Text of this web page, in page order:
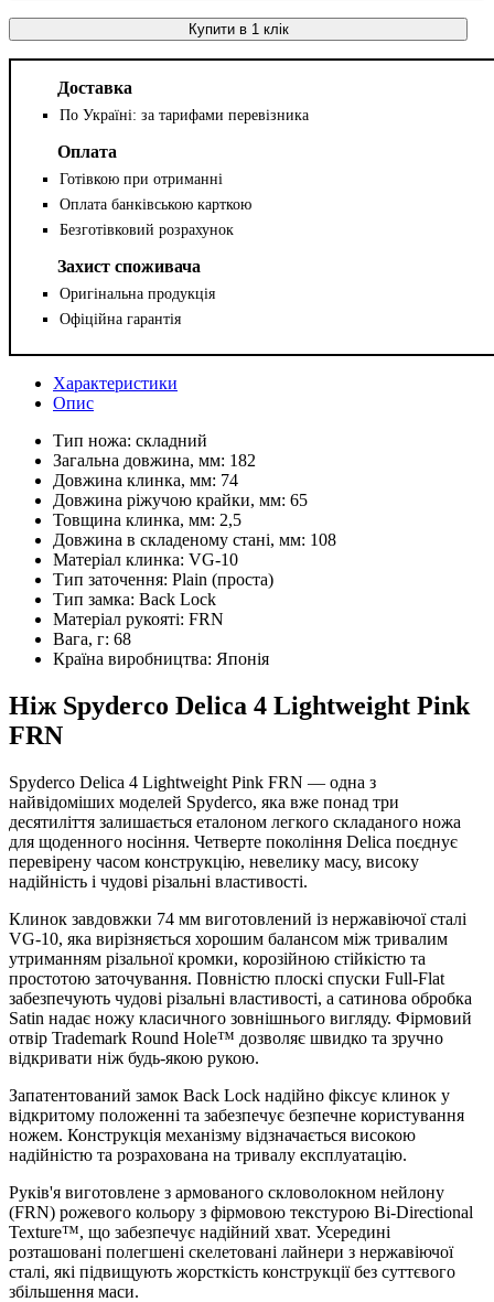
Купити в 1 клік
Доставка
По Україні: за тарифами перевізника
Оплата
Готівкою при отриманні
Оплата банківською карткою
Безготівковий розрахунок
Захист споживача
Оригінальна продукція
Офіційна гарантія
Характеристики
Опис
Тип ножа: складний
Загальна довжина, мм: 182
Довжина клинка, мм: 74
Довжина ріжучою крайки, мм: 65
Товщина клинка, мм: 2,5
Довжина в складеному стані, мм: 108
Матеріал клинка: VG-10
Тип заточення: Plain (проста)
Тип замка: Back Lock
Матеріал рукояті: FRN
Вага, г: 68
Країна виробництва: Японія
Ніж Spyderco Delica 4 Lightweight Pink
FRN
Spyderco Delica 4 Lightweight Pink FRN — одна з
найвідоміших моделей Spyderco, яка вже понад три
десятиліття залишається еталоном легкого складаного ножа
для щоденного носіння. Четверте покоління Delica поєднує
перевірену часом конструкцію, невелику масу, високу
надійність і чудові різальні властивості.
Клинок завдовжки 74 мм виготовлений із нержавіючої сталі
VG-10, яка вирізняється хорошим балансом між тривалим
утриманням різальної кромки, корозійною стійкістю та
простотою заточування. Повністю плоскі спуски Full-Flat
забезпечують чудові різальні властивості, а сатинова обробка
Satin надає ножу класичного зовнішнього вигляду. Фірмовий
отвір Trademark Round Hole™ дозволяє швидко та зручно
відкривати ніж будь-якою рукою.
Запатентований замок Back Lock надійно фіксує клинок у
відкритому положенні та забезпечує безпечне користування
ножем. Конструкція механізму відзначається високою
надійністю та розрахована на тривалу експлуатацію.
Руків'я виготовлене з армованого скловолокном нейлону
(FRN) рожевого кольору з фірмовою текстурою Bi-Directional
Texture™, що забезпечує надійний хват. Усередині
розташовані полегшені скелетовані лайнери з нержавіючої
сталі, які підвищують жорсткість конструкції без суттєвого
збільшення маси.